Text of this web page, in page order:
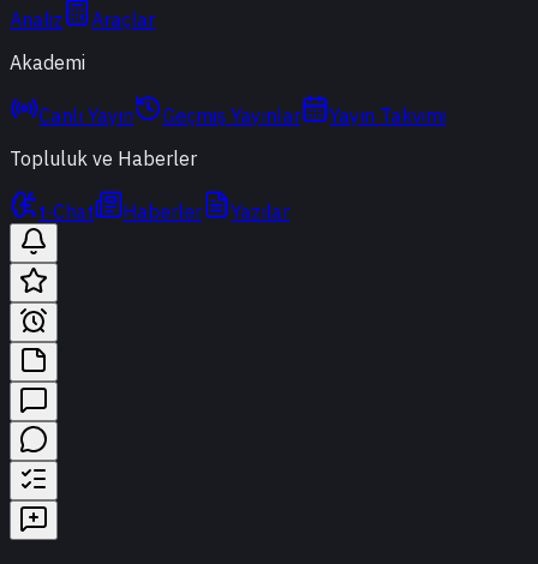
Analiz
Araçlar
Akademi
Canlı Yayın Geçmiş Yayınlar
Yayın Takvimi
Topluluk ve Haberler
t-Chat Haberler Yazılar